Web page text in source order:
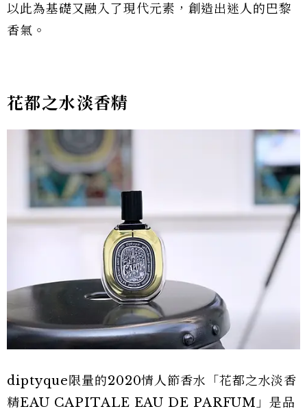
以此為基礎又融入了現代元素，創造出迷人的巴黎
香氣。
花都之水淡香精
diptyque限量的2020情人節香水「花都之水淡香
精EAU CAPITALE EAU DE PARFUM」是品